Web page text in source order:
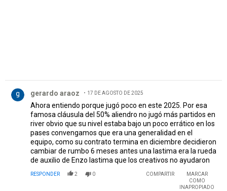
gerardo araoz 17 DE AGOSTO DE 2025
Ahora entiendo porque jugó poco en este 2025. Por esa
famosa cláusula del 50% aliendro no jugó más partidos en
river obvio que su nivel estaba bajo un poco errático en los
pases convengamos que era una generalidad en el
equipo, como su contrato termina en diciembre decidieron
cambiar de rumbo 6 meses antes una lastima era la rueda
de auxilio de Enzo lastima que los creativos no ayudaron
RESPONDER 2 0 COMPARTIR
MARCAR
COMO
INAPROPIADO